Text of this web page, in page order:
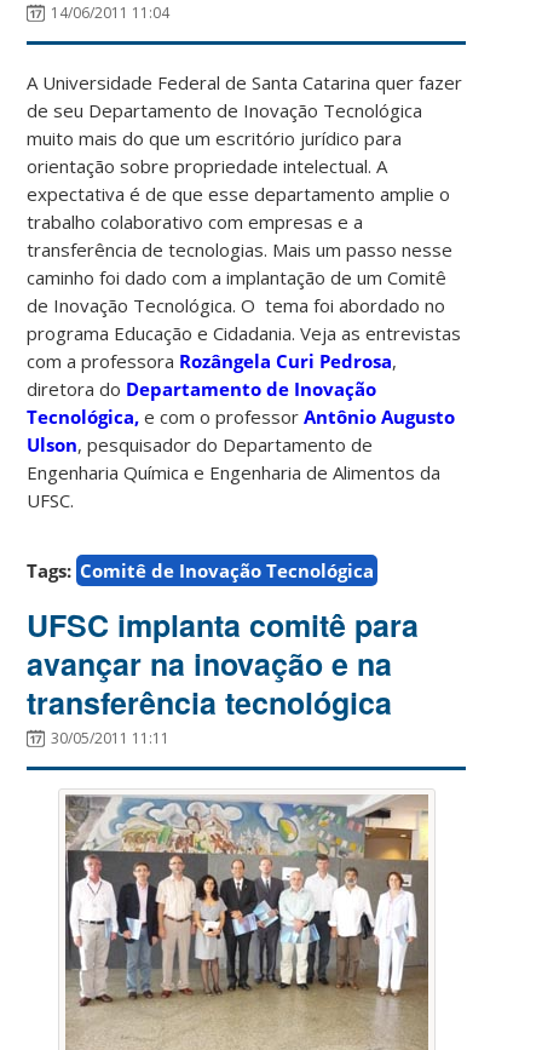
14/06/2011 11:04
A Universidade Federal de Santa Catarina quer fazer
de seu Departamento de Inovação Tecnológica
muito mais do que um escritório jurídico para
orientação sobre propriedade intelectual. A
expectativa é de que esse departamento amplie o
trabalho colaborativo com empresas e a
transferência de tecnologias. Mais um passo nesse
caminho foi dado com a implantação de um Comitê
de Inovação Tecnológica. O tema foi abordado no
programa Educação e Cidadania. Veja as entrevistas
com a professora Rozângela Curi Pedrosa,
diretora do Departamento de Inovação
Tecnológica, e com o professorAntônio Augusto
Ulson, pesquisador do Departamento de
Engenharia Química e Engenharia de Alimentos da
UFSC.
Universidade
Federal
de
Santa
Catarina
quer
fazer
Departamento
Inovação
Tecnológica
muito
mais
Tags: Comitê de Inovação Tecnológica
UFSC implanta comitê para
avançar na inovação e na
transferência tecnológica
30/05/2011 11:11